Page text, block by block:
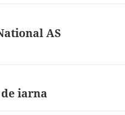
AS
iarna